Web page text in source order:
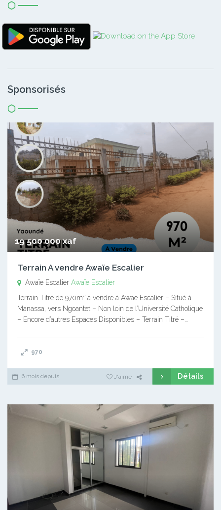
Sponsorisés
19 500 000 xaf
Terrain A vendre Awaïe Escalier
Awaïe Escalier Awaïe Escalier
Terrain Titré de 970m² à vendre à Awae Escalier – Situé à
Manassa, vers Ngoantet – Non loin de l’Université Catholique
– Encore d’autres Espaces Disponibles – Terrain Titré –…
970
6 mois depuis J'aime Détails